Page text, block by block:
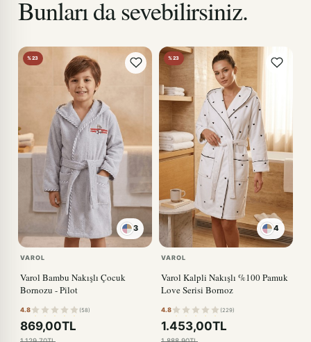
Bunları da sevebilirsiniz.
%23
3
VAROL
Varol Bambu Nakışlı Çocuk
Bornozu - Pilot
4.8 (58)
869,00TL
%23
4
KIRMIZI
VAROL
Varol Kalpli Nakışlı %100 Pamuk
Love Serisi Bornoz
4.8 (229)
1.453,00TL